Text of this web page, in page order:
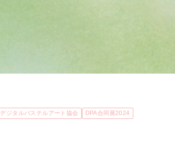
デジタルパステルアート協会 DPA合同展2024